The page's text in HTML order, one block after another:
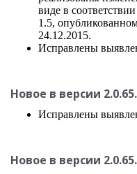
виде в
1.5,
24.12.2015.
Исправлены
Новое в версии
Исправлены
Новое в версии